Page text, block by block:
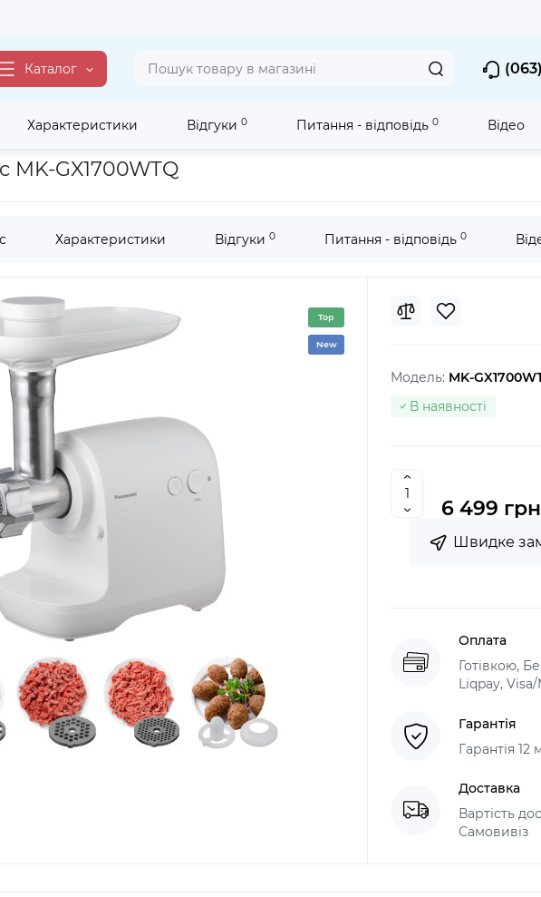
Каталог
Характеристики Відгуки 0 Питання - відповідь 0 Відео
М'ясорубка Panasonic MK-GX1700WTQ
MK-GX1700WTQ
Характеристики Відгуки 0 Питання - відповідь 0
Top
New
Модель: MK-
В наявності
6 499
Швидке
Оплата
Готівкою,
Liqpay,
Гарантія
Гарантія
Доставка
Вартість
Самовивіз